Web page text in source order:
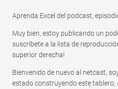
Aprenda Excel del podcast,
Muy bien, estoy publicando un
suscríbete a la lista de
superior derecha!
Bienvenido de nuevo al netcast,
estado construyendo este